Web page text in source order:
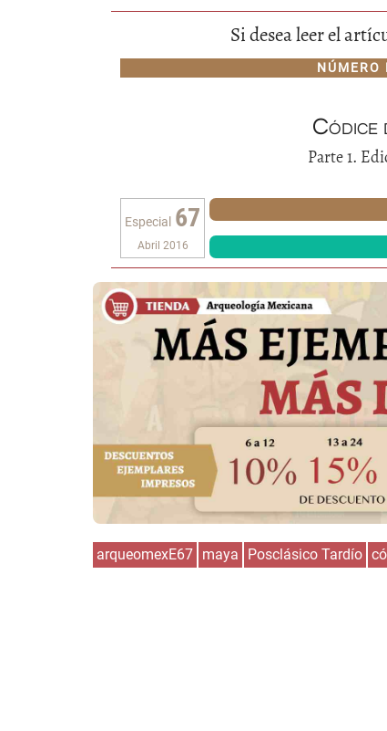
Si desea leer el
NÚMERO
Códice
Parte 1.
Especial 67
Abril 2016
arqueomexE67 maya Posclásico Tardío